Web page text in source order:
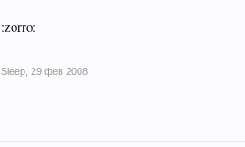
:zorro:
Sleep 29 фев 2008